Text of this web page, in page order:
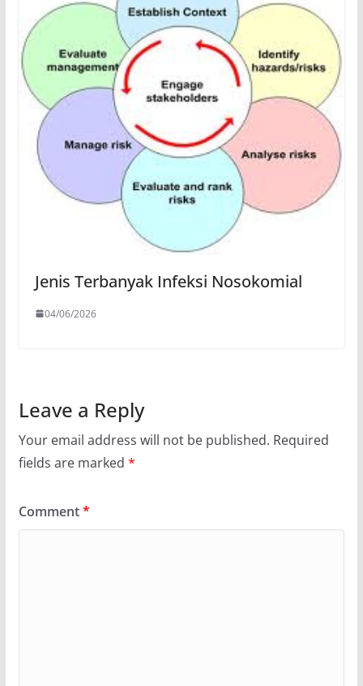
Jenis Terbanyak Infeksi Nosokomial
04/06/2026
Leave a Reply
Your email address will not be published. Required
fields are marked *
Comment*